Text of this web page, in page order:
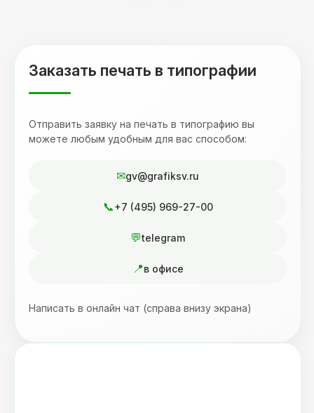
Заказать печать в типографии
Отправить заявку на печать в типографию вы
можете любым удобным для вас способом:
gv@grafiksv.ru
+7 (495) 969-27-00
telegram
в офисе
Написать в онлайн чат (справа внизу экрана)